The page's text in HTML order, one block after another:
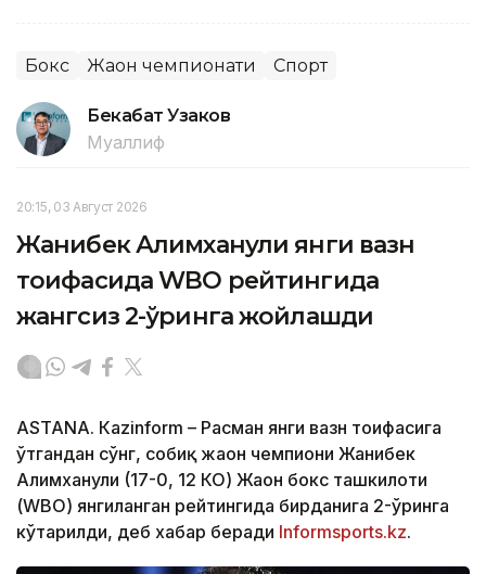
Бокс Жаҳон чемпионати Спорт
Бекабат Узаков
Муаллиф
20:15, 03 Август 2026
Жанибек Алимханули янги вазн
тоифасида WBO рейтингида
жангсиз 2-ўринга жойлашди
ASTANА. Кazinform – Расман янги вазн тоифасига
ўтгандан сўнг, собиқ жаҳон чемпиони Жанибек
Алимханули (17-0, 12 КО) Жаҳон бокс ташкилоти
(WBО) янгиланган рейтингида бирданига 2-ўринга
кўтарилди, деб хабар беради Informsports.kz.